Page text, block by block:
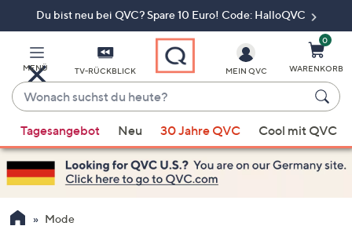
Du bist neu bei QVC? Spare 10 Euro! Code: HalloQVC
MENÜ TV-RÜCKBLICK
Wonach
suchst
du
heute?
Vorschläge
verfügbar
sind,
verwenden
Sie
MEIN QVC
0
WARENKORB
Tagesangebot Neu 30 Jahre QVC Cool mit QVC
Mode